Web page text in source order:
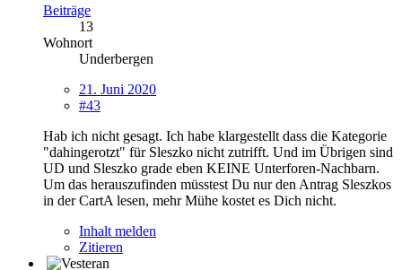
Beiträge
13
Wohnort
Underbergen
21. Juni 2020
#43
Hab ich nicht gesagt. Ich habe klargestellt dass die Kategorie
"dahingerotzt" für Sleszko nicht zutrifft. Und im Übrigen sind
UD und Sleszko grade eben KEINE Unterforen-Nachbarn.
Um das herauszufinden müsstest Du nur den Antrag Sleszkos
in der CartA lesen, mehr Mühe kostet es Dich nicht.
Inhalt melden
Zitieren